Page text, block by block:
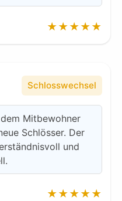
★★★★★
Schlosswechsel
Mitbewohner
Schlösser. Der
und
★★★★★